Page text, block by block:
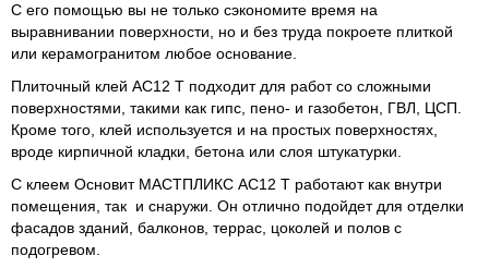
С его помощью вы не только сэкономите время на
выравнивании поверхности, но и без труда покроете плиткой
или керамогранитом любое основание.
Плиточный клей AC12 T подходит для работ со сложными
поверхностями, такими как гипс, пено- и газобетон, ГВЛ, ЦСП.
Кроме того, клей используется и на простых поверхностях,
вроде кирпичной кладки, бетона или слоя штукатурки.
С клеем Основит МАСТПЛИКС AC12 T работают как внутри
помещения, так и снаружи. Он отлично подойдет для отделки
фасадов зданий, балконов, террас, цоколей и полов с
подогревом.